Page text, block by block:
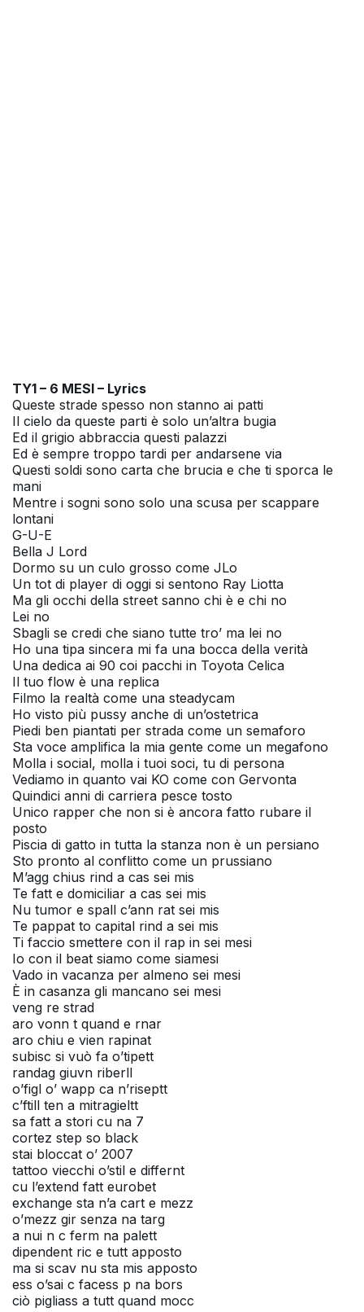
TY1 – 6 MESI – Lyrics
Queste strade spesso non stanno ai patti
Il cielo da queste parti è solo un’altra bugia
Ed il grigio abbraccia questi palazzi
Ed è sempre troppo tardi per andarsene via
Questi soldi sono carta che brucia e che ti sporca le
mani
Mentre i sogni sono solo una scusa per scappare
lontani
G-U-E
Bella J Lord
Dormo su un culo grosso come JLo
Un tot di player di oggi si sentono Ray Liotta
Ma gli occhi della street sanno chi è e chi no
Lei no
Sbagli se credi che siano tutte tro’ ma lei no
Ho una tipa sincera mi fa una bocca della verità
Una dedica ai 90 coi pacchi in Toyota Celica
Il tuo flow è una replica
Filmo la realtà come una steadycam
Ho visto più pussy anche di un’ostetrica
Piedi ben piantati per strada come un semaforo
Sta voce amplifica la mia gente come un megafono
Molla i social, molla i tuoi soci, tu di persona
Vediamo in quanto vai KO come con Gervonta
Quindici anni di carriera pesce tosto
Unico rapper che non si è ancora fatto rubare il
posto
Piscia di gatto in tutta la stanza non è un persiano
Sto pronto al conflitto come un prussiano
M’agg chius rind a cas sei mis
Te fatt e domiciliar a cas sei mis
Nu tumor e spall c’ann rat sei mis
Te pappat to capital rind a sei mis
Ti faccio smettere con il rap in sei mesi
Io con il beat siamo come siamesi
Vado in vacanza per almeno sei mesi
È in casanza gli mancano sei mesi
veng re strad
aro vonn t quand e rnar
aro chiu e vien rapinat
subisc si vuò fa o’tipett
randag giuvn riberll
o’figl o’ wapp ca n’riseptt
c’ftill ten a mitragieltt
sa fatt a stori cu na 7
cortez step so black
stai bloccat o’ 2007
tattoo viecchi o’stil e differnt
cu l’extend fatt eurobet
exchange sta n’a cart e mezz
o’mezz gir senza na targ
a nui n c ferm na palett
dipendent ric e tutt apposto
ma si scav nu sta mis apposto
ess o’sai c facess p na bors
ciò pigliass a tutt quand mocc